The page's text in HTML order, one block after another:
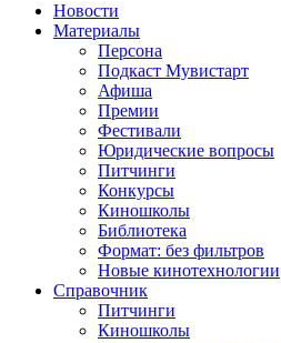
Новости
Материалы
Персона
Подкаст Мувистарт
Афиша
Премии
Фестивали
Юридические вопросы
Питчинги
Конкурсы
Киношколы
Библиотека
Формат: без фильтров
Новые кинотехнологии
Справочник
Питчинги
Киношколы